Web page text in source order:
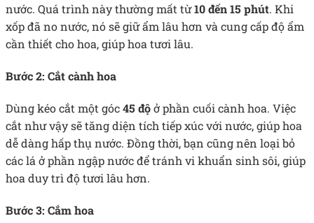
nước. Quá trình này thường mất từ10 đến 15 phút. Khi
xốp đã no nước, nó sẽ giữ ẩm lâu hơn và cung cấp độ ẩm
cần thiết cho hoa, giúp hoa tươi lâu.
Bước 2: Cắt cành hoa
Dùng kéo cắt một góc45 độở phần cuối cành hoa. Việc
cắt như vậy sẽ tăng diện tích tiếp xúc với nước, giúp hoa
dễ dàng hấp thụ nước. Đồng thời, bạn cũng nên loại bỏ
các lá ở phần ngập nước để tránh vi khuẩn sinh sôi, giúp
hoa duy trì độ tươi lâu hơn.
Bước 3: Cắm hoa